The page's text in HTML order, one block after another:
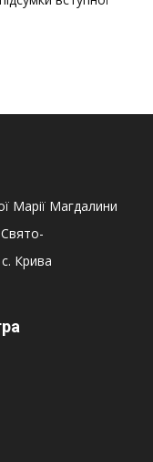
Марії Магдалини
Крива